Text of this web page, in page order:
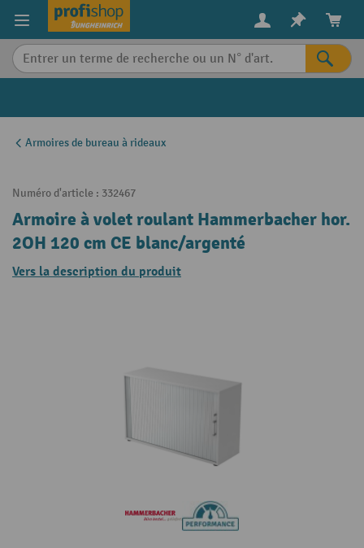
content
Armoires de bureau à rideaux
Numéro d'article : 332467
Armoire à volet roulant Hammerbacher hor.
2OH 120 cm CE blanc/argenté
Vers la description du produit